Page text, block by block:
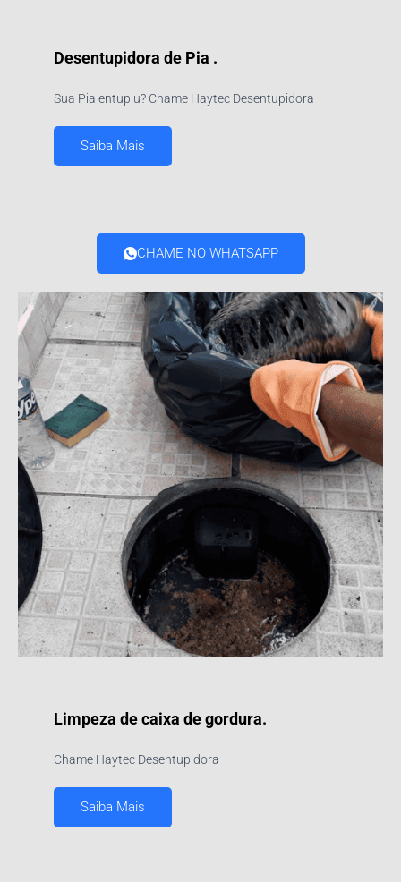
Desentupidora de Pia .
Sua Pia entupiu? Chame Haytec Desentupidora
Saiba Mais
CHAME NO WHATSAPP
Limpeza de caixa de gordura.
Chame Haytec Desentupidora
Saiba Mais